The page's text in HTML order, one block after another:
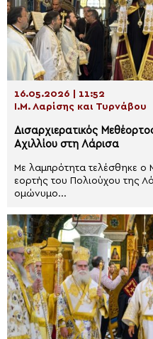
16.05.2026 | 11:52
Ι.Μ. Λαρίσης και Τυρνάβου
Δισαρχιερατικός
Αχιλλίου στη Λάρισα
Με λαμπρότητα τελέσθηκε ο
εορτής του Πολιούχου της
ομώνυμο...